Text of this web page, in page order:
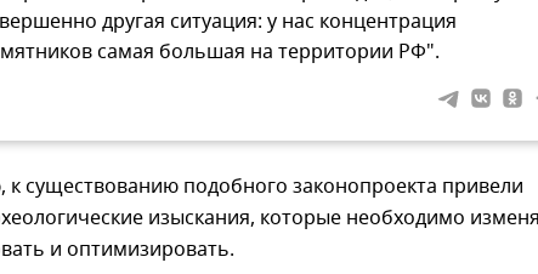
другая ситуация: у нас концентрация
самая большая на территории РФ".
существованию подобного законопроекта привели
изыскания, которые необходимо
и оптимизировать.